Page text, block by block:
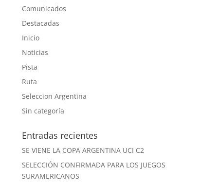
Comunicados
Destacadas
Inicio
Noticias
Pista
Ruta
Seleccion Argentina
Sin categoría
Entradas recientes
SE VIENE LA COPA ARGENTINA UCI C2
SELECCIÓN CONFIRMADA PARA LOS JUEGOS
SURAMERICANOS